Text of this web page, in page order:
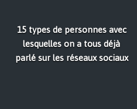
15 types de personnes avec
lesquelles on a tous déjà
parlé sur les réseaux sociaux